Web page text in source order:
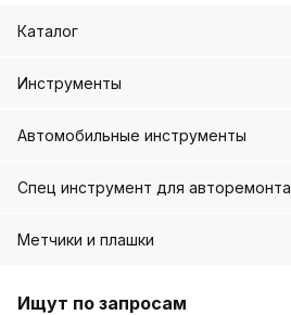
Каталог
Инструменты
Автомобильные инструменты
Спец инструмент для авторемонта
Метчики и плашки
Ищут по запросам